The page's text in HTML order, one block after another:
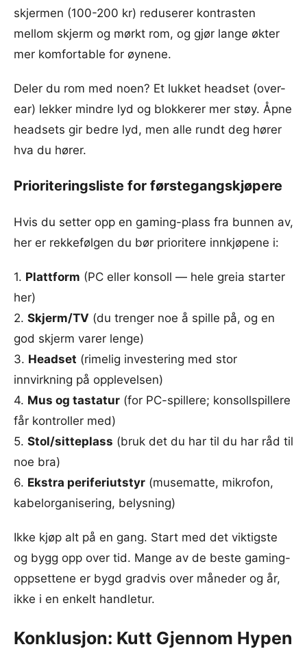
skjermen (100-200 kr) reduserer kontrasten
mellom skjerm og mørkt rom, og gjør lange økter
mer komfortable for øynene.
Deler du rom med noen? Et lukket headset (over-
ear) lekker mindre lyd og blokkerer mer støy. Åpne
headsets gir bedre lyd, men alle rundt deg hører
hva du hører.
Prioriteringsliste for førstegangskjøpere
Hvis du setter opp en gaming-plass fra bunnen av,
her er rekkefølgen du bør prioritere innkjøpene i:
1. Plattform (PC eller konsoll — hele greia starter
her)
2. Skjerm/TV (du trenger noe å spille på, og en
god skjerm varer lenge)
3. Headset (rimelig investering med stor
innvirkning på opplevelsen)
4. Mus og tastatur (for PC-spillere; konsollspillere
får kontroller med)
5. Stol/sitteplass (bruk det du har til du har råd til
noe bra)
6. Ekstra periferiutstyr (musematte, mikrofon,
kabelorganisering, belysning)
Ikke kjøp alt på en gang. Start med det viktigste
og bygg opp over tid. Mange av de beste gaming-
oppsettene er bygd gradvis over måneder og år,
ikke i en enkelt handletur.
Konklusjon: Kutt Gjennom Hypen